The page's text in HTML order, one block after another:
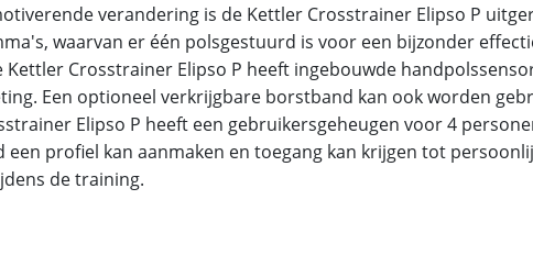
verandering is de Kettler Crosstrainer Elipso P
waarvan er één polsgestuurd is voor een bijzonder
Kettler Crosstrainer Elipso P heeft ingebouwde
Een optioneel verkrijgbare borstband kan ook worden
Elipso P heeft een gebruikersgeheugen voor 4
een profiel kan aanmaken en toegang kan krijgen tot
de training.